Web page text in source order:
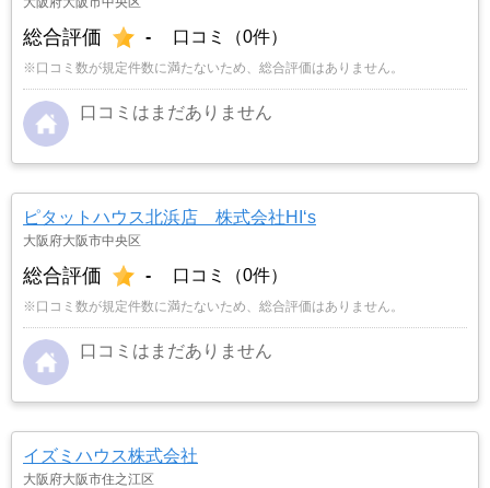
総合評価 - 口コミ（0件）
※口コミ数が規定件数に満たないため、総合評価はありません。
口コミはまだありません
ピタットハウス北浜店 株式会社HI‘s
大阪府大阪市中央区
総合評価 - 口コミ（0件）
※口コミ数が規定件数に満たないため、総合評価はありません。
口コミはまだありません
イズミハウス株式会社
大阪府大阪市住之江区